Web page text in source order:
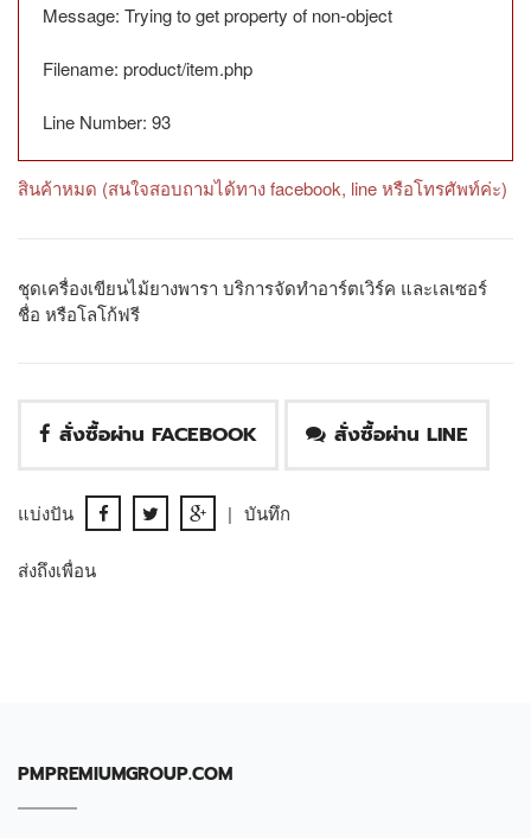
Message: Trying to get property of non-object
Filename: product/item.php
Line Number: 93
สินค้าหมด (สนใจสอบถามได้ทาง facebook, line หรือโทรศัพท์ค่ะ)
ชุดเครื่องเขียนไม้ยางพารา บริการจัดทำอาร์ตเวิร์ค และเลเซอร์
ชื่อ หรือโลโก้ฟรี
สั่งซื้อผ่าน FACEBOOK สั่งซื้อผ่าน LINE
แบ่งปัน | บันทึก
ส่งถึงเพื่อน
PMPREMIUMGROUP.COM